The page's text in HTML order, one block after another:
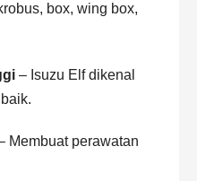
box, wing box,
– Isuzu Elf dikenal
Membuat perawatan